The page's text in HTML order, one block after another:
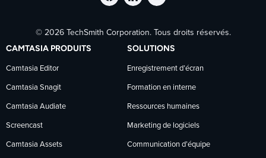
Suivre
TechSmith
sur
Facebook
Suivre
TechSmith
sur
LinkedIn
Suivre
TechSmith
sur
YouTube
© 2026 TechSmith Corporation. Tous droits réservés.
CAMTASIA PRODUITS
Camtasia Editor
Camtasia Snagit
Camtasia Audiate
Screencast
Camtasia Assets
SOLUTIONS
Enregistrement d’écran
Formation en interne
Ressources humaines
Marketing de logiciels
Communication d’équipe